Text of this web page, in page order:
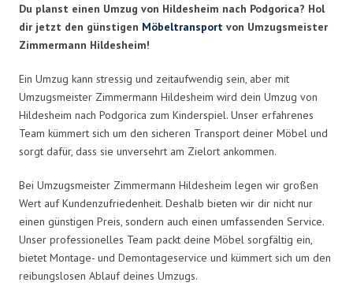
Du planst einen Umzug von Hildesheim nach Podgorica? Hol
dir jetzt den günstigen Möbeltransport von Umzugsmeister
Zimmermann Hildesheim!
Ein Umzug kann stressig und zeitaufwendig sein, aber mit
Umzugsmeister Zimmermann Hildesheim wird dein Umzug von
Hildesheim nach Podgorica zum Kinderspiel. Unser erfahrenes
Team kümmert sich um den sicheren Transport deiner Möbel und
sorgt dafür, dass sie unversehrt am Zielort ankommen.
Bei Umzugsmeister Zimmermann Hildesheim legen wir großen
Wert auf Kundenzufriedenheit. Deshalb bieten wir dir nicht nur
einen günstigen Preis, sondern auch einen umfassenden Service.
Unser professionelles Team packt deine Möbel sorgfältig ein,
bietet Montage- und Demontageservice und kümmert sich um den
reibungslosen Ablauf deines Umzugs.